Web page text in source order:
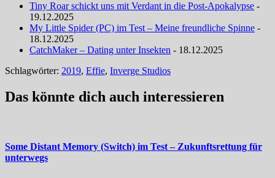
Tiny Roar schickt uns mit Verdant in die Post-Apokalypse -
19.12.2025
My Little Spider (PC) im Test – Meine freundliche Spinne -
18.12.2025
CatchMaker – Dating unter Insekten - 18.12.2025
Schlagwörter: 2019, Effie, Inverge Studios
Das könnte dich auch interessieren
Some Distant Memory (Switch) im Test – Zukunftsrettung für
unterwegs